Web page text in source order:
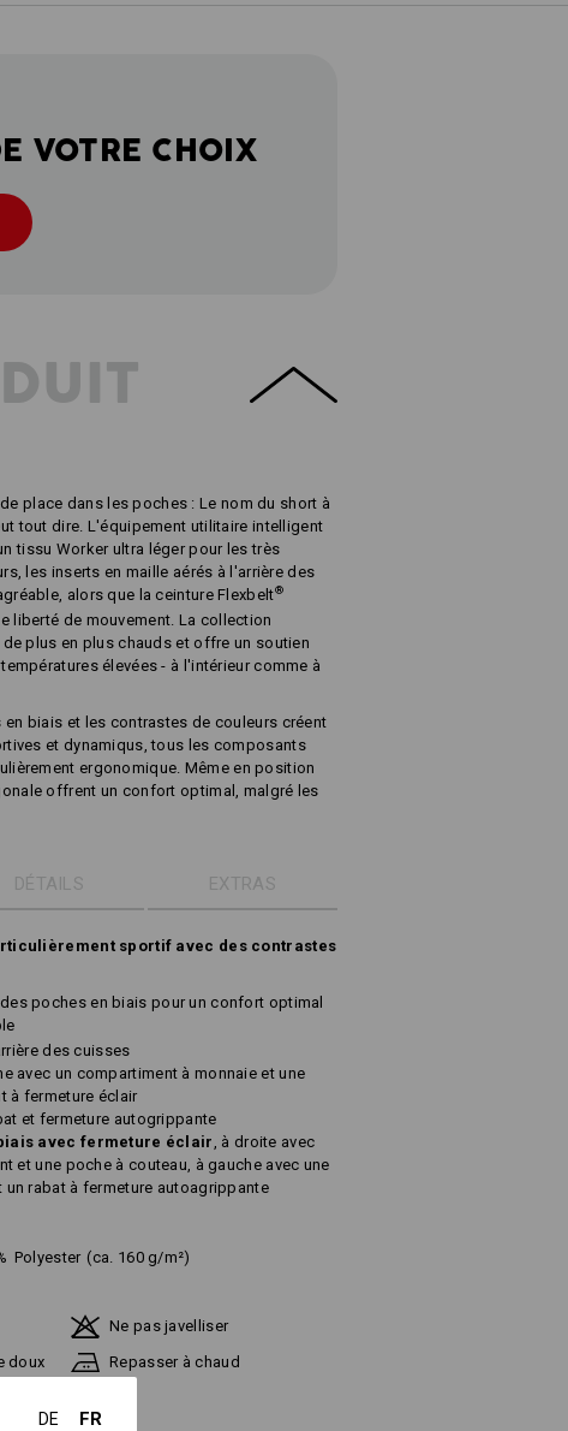
VOTRE CHOIX
place dans les poches : Le nom du short à
tout dire. L'équipement utilitaire intelligent
tissu Worker ultra léger pour les très
les inserts en maille aérés à l'arrière des
alors que la ceinture Flexbelt®
liberté de mouvement. La collection
plus en plus chauds et offre un soutien
élevées - à l'intérieur comme à
biais et les contrastes de couleurs créent
et dynamiqus, tous les composants
ergonomique. Même en position
offrent un confort optimal, malgré les
DÉTAILS EXTRAS
sportif avec des contrastes
poches en biais pour un confort optimal
des cuisses
avec un compartiment à monnaie et une
à fermeture éclair
et fermeture autogrippante
avec fermeture éclair, à droite avec
et une poche à couteau, à gauche avec une
rabat à fermeture autoagrippante
Polyester (ca. 160 g/m²)
Ne pas javelliser
doux
Repasser à chaud
DE FR